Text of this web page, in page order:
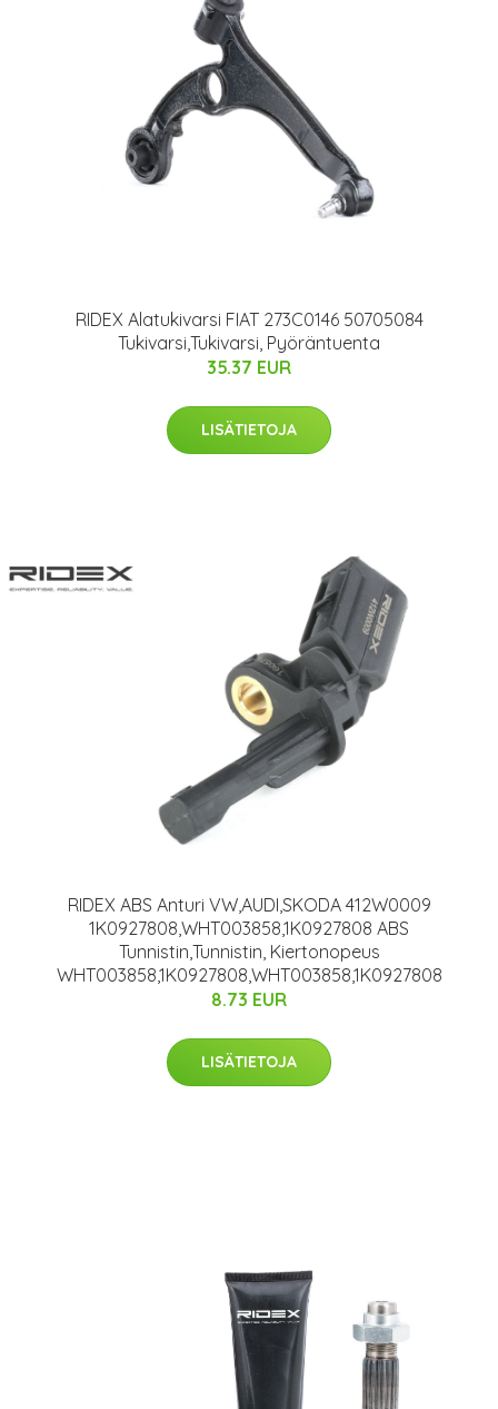
RIDEX Alatukivarsi FIAT 273C0146 50705084
Tukivarsi,Tukivarsi, Pyöräntuenta
35.37 EUR
LISÄTIETOJA
RIDEX ABS Anturi VW,AUDI,SKODA 412W0009
1K0927808,WHT003858,1K0927808 ABS
Tunnistin,Tunnistin, Kiertonopeus
WHT003858,1K0927808,WHT003858,1K0927808
8.73 EUR
LISÄTIETOJA